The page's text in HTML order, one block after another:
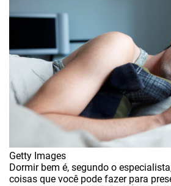
Getty Images
Dormir bem é, segundo o
coisas que você pode fazer para